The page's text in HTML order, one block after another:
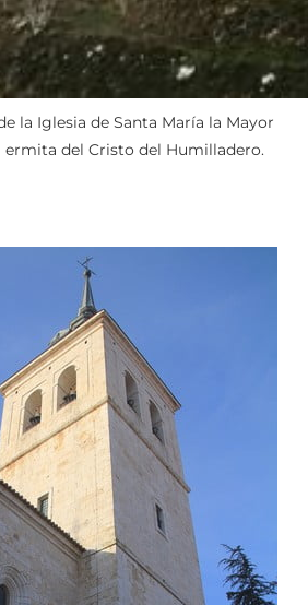
la Iglesia de Santa María la Mayor
ermita del Cristo del Humilladero.